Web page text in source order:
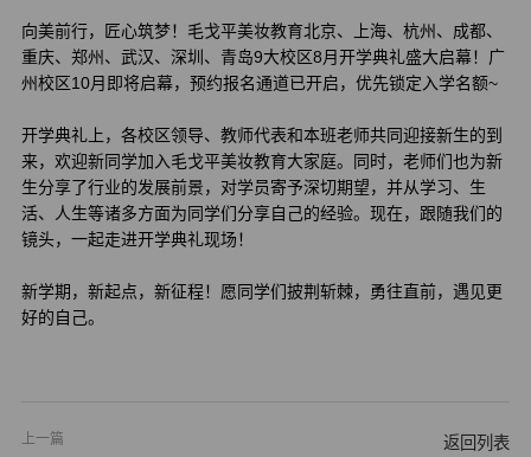
向美前行，匠心筑梦！毛戈平美妆教育北京、上海、杭州、成都、
重庆、郑州、武汉、深圳、青岛9大校区8月开学典礼盛大启幕！广
州校区10月即将启幕，预约报名通道已开启，优先锁定入学名额~
开学典礼上，各校区领导、教师代表和本班老师共同迎接新生的到
来，欢迎新同学加入毛戈平美妆教育大家庭。同时，老师们也为新
生分享了行业的发展前景，对学员寄予深切期望，并从学习、生
活、人生等诸多方面为同学们分享自己的经验。现在，跟随我们的
镜头，一起走进开学典礼现场！
新学期，新起点，新征程！愿同学们披荆斩棘，勇往直前，遇见更
好的自己。
上一篇 返回列表